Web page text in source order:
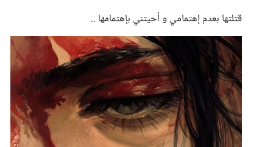
قتلتها بعدم إهتمامي و أحيتني بإهتمامها ..